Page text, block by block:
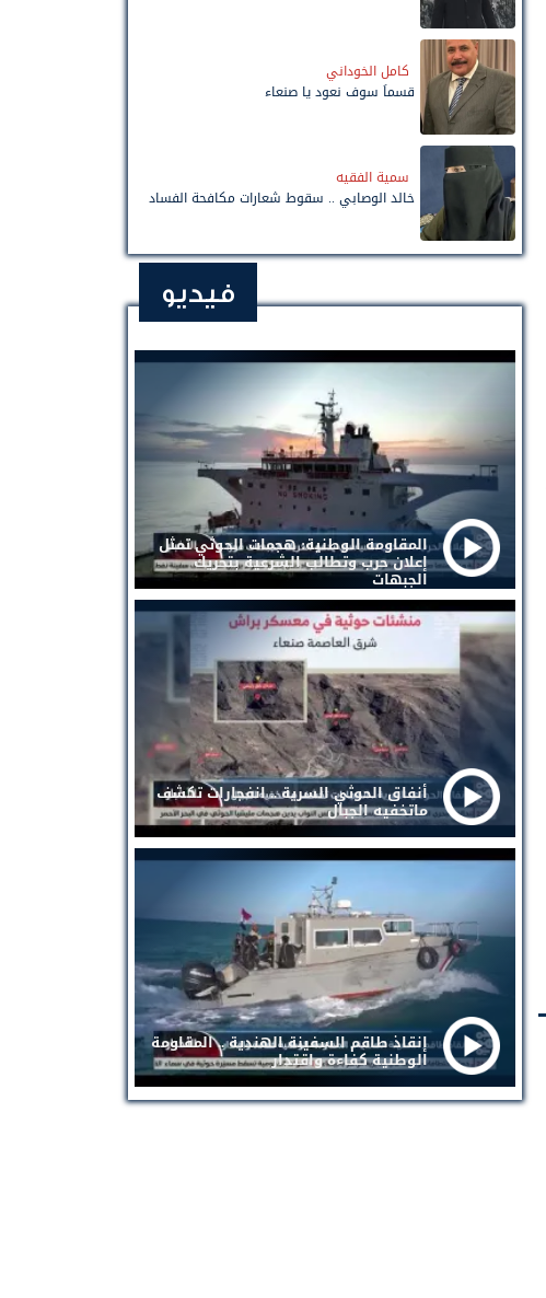
كامل الخوداني
قسماً سوف نعود يا صنعاء
سمية الفقيه
خالد الوصابي .. سقوط شعارات مكافحة الفساد
فيديو
المقاومة الوطنية: هجمات الحوثي تمثل
إعلان حرب وتطالب الشرعية بتحريك
الجبهات
أنفاق الحوثي السرية .. انفجارات تكشف
ماتخفيه الجبال
إنقاذ طاقم السفينة الهندية .. المقاومة
الوطنية كفاءة واقتدار